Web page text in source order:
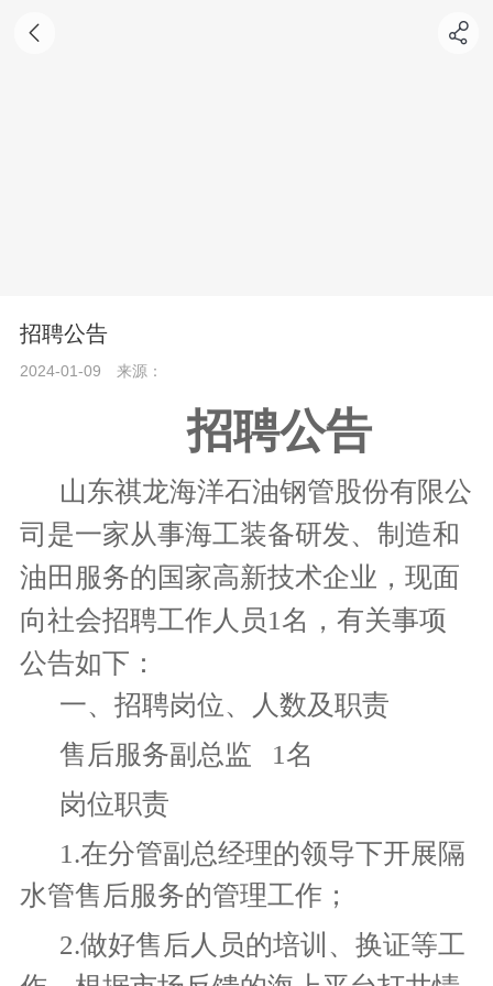
招聘公告
2024-01-09 来源：
招聘公告
山东祺龙海洋石油钢管股份有限公
司是一家从事海工装备研发、制造和
油田服务的国家高新技术企业，现面
向社会招聘工作人员1名，有关事项
公告如下：
一、招聘岗位、人数及职责
售后服务副总监 1名
岗位职责
1.在分管副总经理的领导下开展 隔
水管售后服务的管理工作；
2.做好售后人员的培训、换证等工